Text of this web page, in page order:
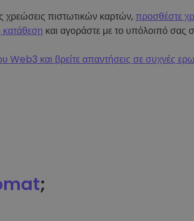
χρεώσεις πιστωτικών καρτών,προσθέστε
κατάθεση και αγοράστε με το υπόλοιπό σας
Web3 και βρείτε απαντήσεις σε συχνές
;